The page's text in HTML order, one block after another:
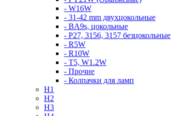
- W16W
- 31-42 mm двухцокольные
- BA9s, цокольные
- P27, 3156, 3157 безцокольные
- R5W
- R10W
- T5, W1.2W
- Прочие
- Колпачки для ламп
H1
H2
H3